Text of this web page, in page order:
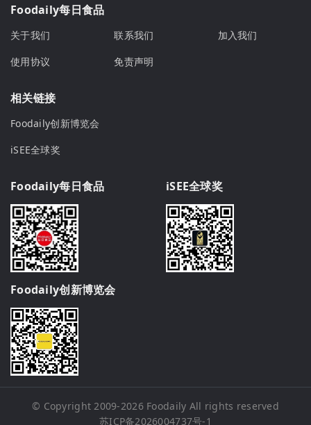
Foodaily每日食品
关于我们 联系我们
加入我们
使用协议
免责声明
相关链接
Foodaily创新博览会
iSEE全球奖
Foodaily每日食品 iSEE全球奖
Foodaily创新博览会
© Copyright 2009-2026 Foodaily All rights reserved
苏ICP备2026004737号-1